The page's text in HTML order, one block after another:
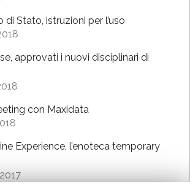
di Stato, istruzioni per l’uso
approvati i nuovi disciplinari di
con Maxidata
Experience, l’enoteca temporary